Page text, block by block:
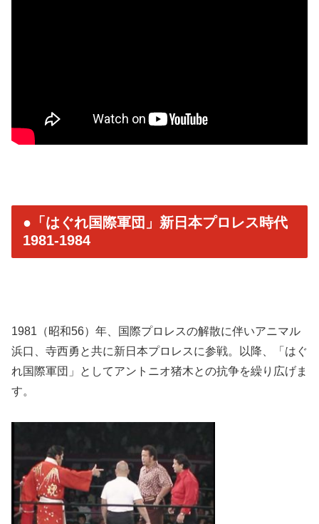
●「はぐれ国際軍団」新日本プロレス時代
1981-1984
1981（昭和56）年、国際プロレスの解散に伴いアニマル
浜口、寺西勇と共に新日本プロレスに参戦。以降、「はぐ
れ国際軍団」としてアントニオ猪木との抗争を繰り広げま
す。